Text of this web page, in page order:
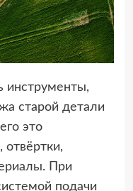
инструменты,
старой детали
это
При
подачи